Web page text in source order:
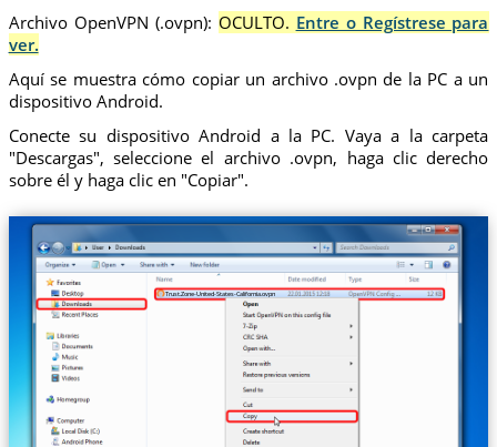
Archivo OpenVPN (.ovpn): OCULTO. Entre o Regístrese para
ver.
Aquí se muestra cómo copiar un archivo .ovpn de la PC a un
dispositivo Android.
Conecte su dispositivo Android a la PC. Vaya a la carpeta
"Descargas", seleccione el archivo .ovpn, haga clic derecho
sobre él y haga clic en "Copiar".
Trust.Zone-United-States-California.ovpn